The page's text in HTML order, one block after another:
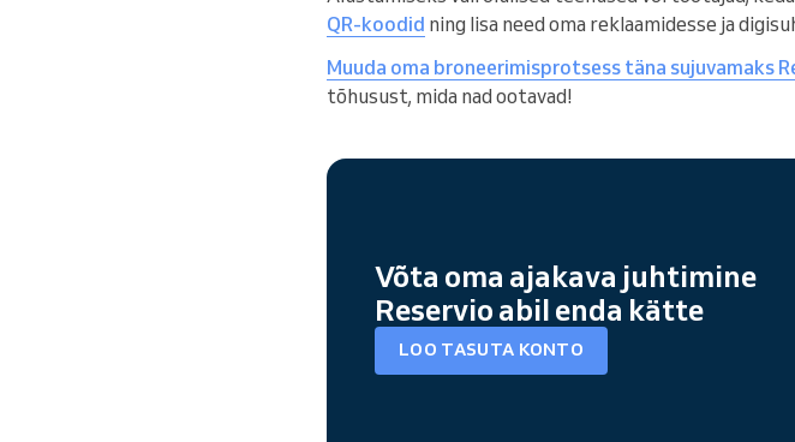
QR-koodid ning lisa need oma reklaamidesse ja
Muuda oma broneerimisprotsess täna sujuvamaks
tõhusust, mida nad ootavad!
Võta oma ajakava juhtimine
Reservio abil enda kätte
LOO TASUTA KONTO